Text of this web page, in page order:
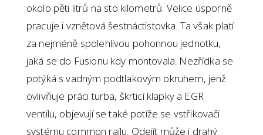
okolo pěti litrů na sto kilometrů. Velice úsporně
pracuje i vznětová šestnáctistovka. Ta však platí
za nejméně spolehlivou pohonnou jednotku,
jaká se do Fusionu kdy montovala. Nezřídka se
potýká s vadným podtlakovým okruhem, jenž
ovlivňuje práci turba, škrticí klapky a EGR
ventilu, objevují se také potíže se vstřikovači
systému common railu. Odejít může i drahý